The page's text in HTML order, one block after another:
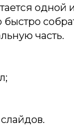
одной
часть.